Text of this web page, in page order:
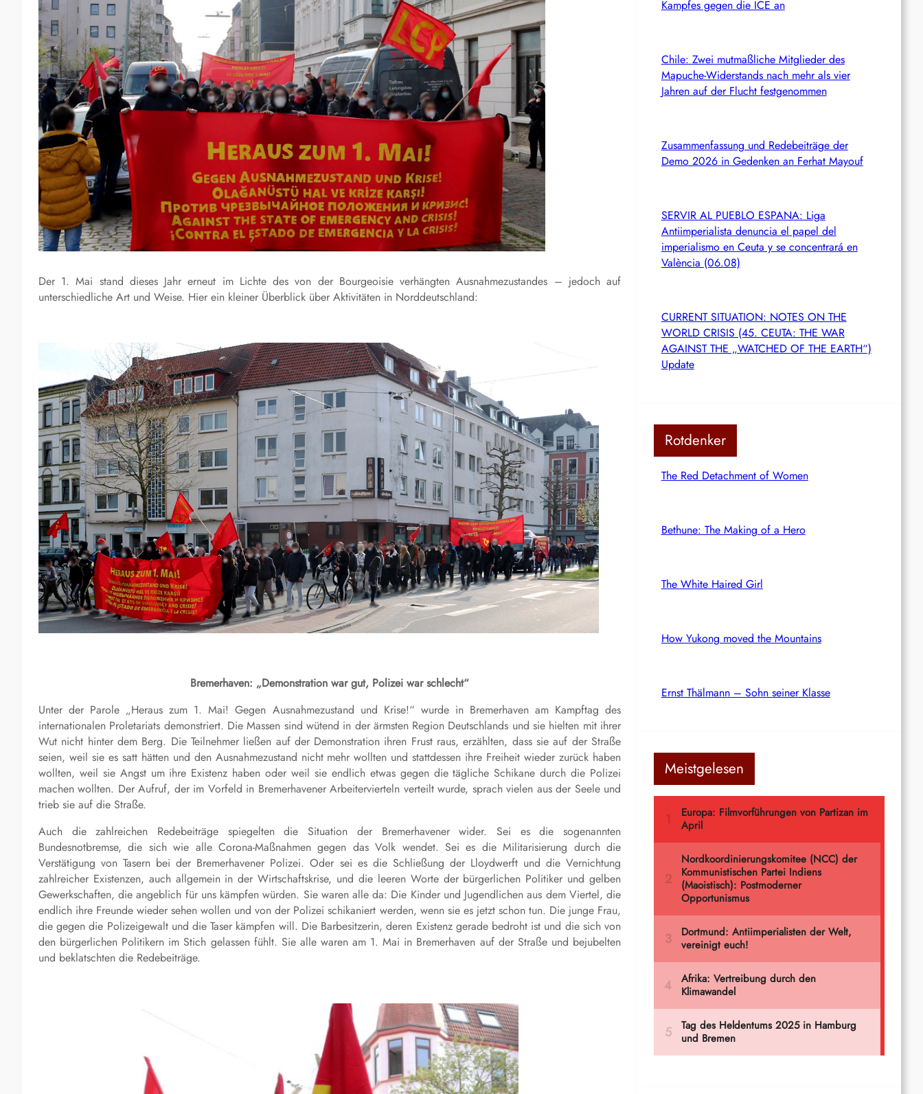
Der 1. Mai stand dieses Jahr erneut im Lichte des von der Bourgeoisie verhängten Ausnahmezustandes – jedoch auf
unterschiedliche Art und Weise. Hier ein kleiner Überblick über Aktivitäten in Norddeutschland:
Bremerhaven: „Demonstration war gut, Polizei war schlecht“
Unter der Parole „Heraus zum 1. Mai! Gegen Ausnahmezustand und Krise!“ wurde in Bremerhaven am Kampftag des
internationalen Proletariats demonstriert. Die Massen sind wütend in der ärmsten Region Deutschlands und sie hielten mit ihrer
Wut nicht hinter dem Berg. Die Teilnehmer ließen auf der Demonstration ihren Frust raus, erzählten, dass sie auf der Straße
seien, weil sie es satt hätten und den Ausnahmezustand nicht mehr wollten und stattdessen ihre Freiheit wieder zurück haben
wollten, weil sie Angst um ihre Existenz haben oder weil sie endlich etwas gegen die tägliche Schikane durch die Polizei
machen wollten. Der Aufruf, der im Vorfeld in Bremerhavener Arbeitervierteln verteilt wurde, sprach vielen aus der Seele und
trieb sie auf die Straße.
Auch die zahlreichen Redebeiträge spiegelten die Situation der Bremerhavener wider. Sei es die sogenannten
Bundesnotbremse, die sich wie alle Corona-Maßnahmen gegen das Volk wendet. Sei es die Militarisierung durch die
Verstätigung von Tasern bei der Bremerhavener Polizei. Oder sei es die Schließung der Lloydwerft und die Vernichtung
zahlreicher Existenzen, auch allgemein in der Wirtschaftskrise, und die leeren Worte der bürgerlichen Politiker und gelben
Gewerkschaften, die angeblich für uns kämpfen würden. Sie waren alle da: Die Kinder und Jugendlichen aus dem Viertel, die
endlich ihre Freunde wieder sehen wollen und von der Polizei schikaniert werden, wenn sie es jetzt schon tun. Die junge Frau,
die gegen die Polizeigewalt und die Taser kämpfen will. Die Barbesitzerin, deren Existenz gerade bedroht ist und die sich von
den bürgerlichen Politikern im Stich gelassen fühlt. Sie alle waren am 1. Mai in Bremerhaven auf der Straße und bejubelten
und beklatschten die Redebeiträge.
Kampfes gegen die ICE an
Chile: Zwei mutmaßliche Mitglieder des
Mapuche-Widerstands nach mehr als vier
Jahren auf der Flucht festgenommen
Zusammenfassung und Redebeiträge der
Demo 2026 in Gedenken an Ferhat Mayouf
SERVIR AL PUEBLO ESPANA: Liga
Antiimperialista denuncia el papel del
imperialismo en Ceuta y se concentrará en
València (06.08)
CURRENT SITUATION: NOTES ON THE
WORLD CRISIS (45. CEUTA: THE WAR
AGAINST THE „WATCHED OF THE EARTH“)
Update
Rotdenker
The Red Detachment of Women
Bethune: The Making of a Hero
The White Haired Girl
How Yukong moved the Mountains
Ernst Thälmann – Sohn seiner Klasse
Meistgelesen